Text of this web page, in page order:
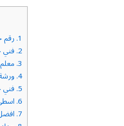
1. رقم
2. فني
3.
4.
5. فني
6.
7.